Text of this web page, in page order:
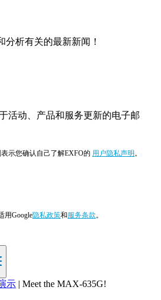
分析有关的最新新闻！
活动、产品和服务更新的电子邮
示您确认自己了解EXFO的 用户隐私声明 。
用Google隐私政策和服务条款。
示 | Meet the MAX-635G!